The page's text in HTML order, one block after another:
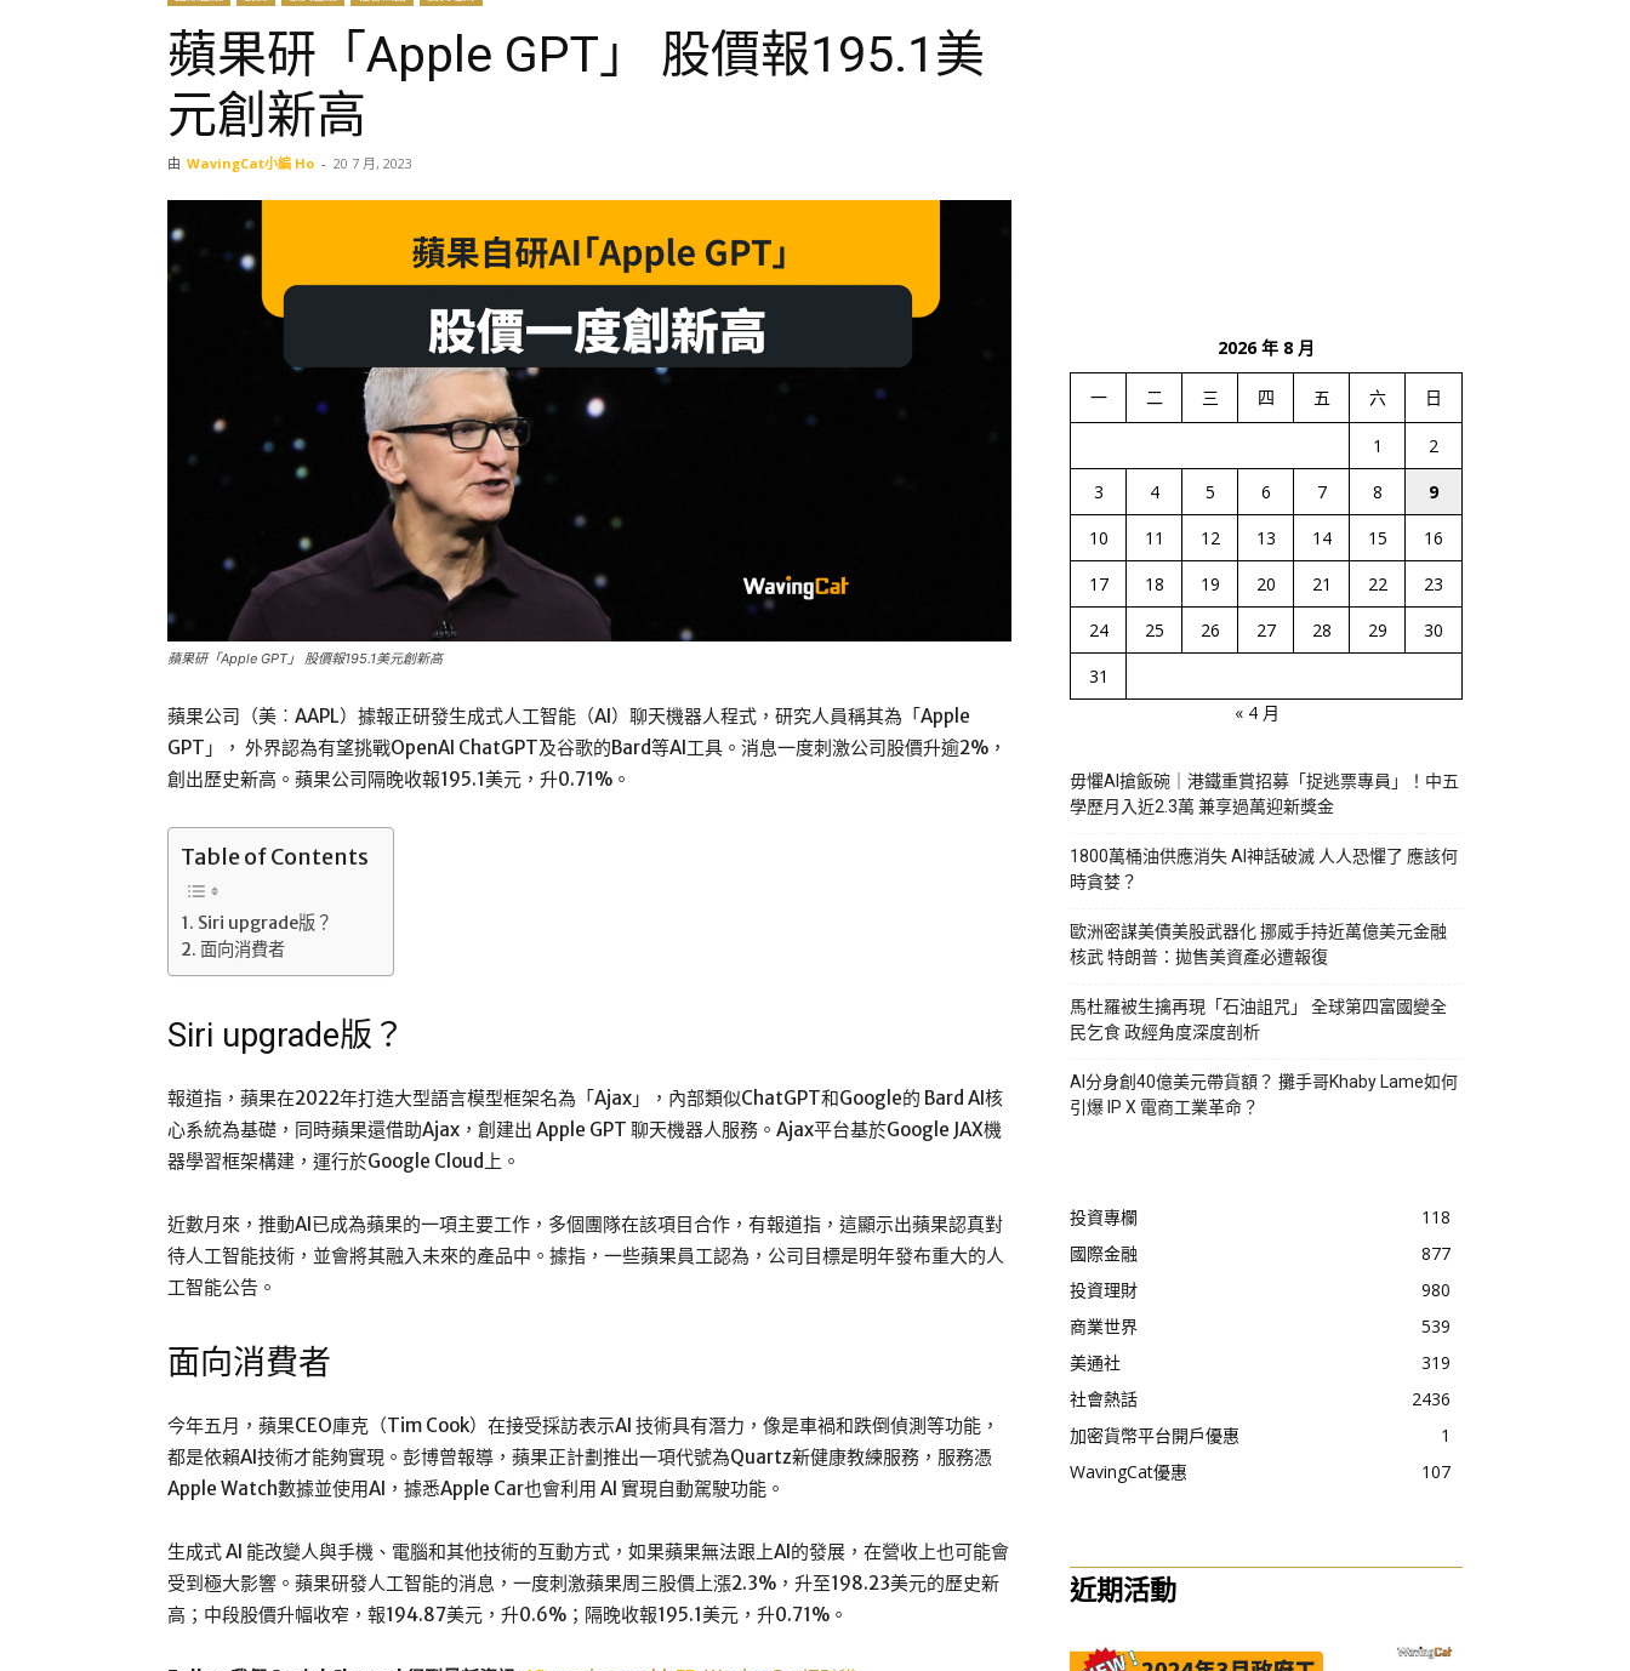
蘋果研「Apple GPT」 股價報195.1美
元創新高
由 WavingCat小編 Ho - 20 7 月, 2023
蘋果研「Apple GPT」 股價報195.1美元創新高
蘋果公司（美︰AAPL）據報正研發生成式人工智能（AI）聊天機器人程式，研究人員稱其為「Apple
GPT」， 外界認為有望挑戰OpenAI ChatGPT及谷歌的Bard等AI工具。消息一度刺激公司股價升逾2%，
創出歷史新高。蘋果公司隔晚收報195.1美元，升0.71%。
Table of Contents
Siri upgrade版？
面向消費者
Siri upgrade版？
報道指，蘋果在2022年打造大型語言模型框架名為「Ajax」，內部類似ChatGPT和Google的 Bard AI核
心系統為基礎，同時蘋果還借助Ajax，創建出 Apple GPT 聊天機器人服務。Ajax平台基於Google JAX機
器學習框架構建，運行於Google Cloud上。
近數月來，推動AI已成為蘋果的一項主要工作，多個團隊在該項目合作，有報道指，這顯示出蘋果認真對
待人工智能技術，並會將其融入未來的產品中。據指，一些蘋果員工認為，公司目標是明年發布重大的人
工智能公告。
面向消費者
今年五月，蘋果CEO庫克（Tim Cook）在接受採訪表示AI 技術具有潛力，像是車禍和跌倒偵測等功能，
都是依賴AI技術才能夠實現。彭博曾報導，蘋果正計劃推出一項代號為Quartz新健康教練服務，服務憑
Apple Watch數據並使用AI，據悉Apple Car也會利用 AI 實現自動駕駛功能。
生成式 AI 能改變人與手機、電腦和其他技術的互動方式，如果蘋果無法跟上AI的發展，在營收上也可能會
受到極大影響。蘋果研發人工智能的消息，一度刺激蘋果周三股價上漲2.3%，升至198.23美元的歷史新
高；中段股價升幅收窄，報194.87美元，升0.6%；隔晚收報195.1美元，升0.71%。
2026 年 8 月
一 二 三 四 五 六 日
1
2
3
4 5 6 7 8
9
10
11 12 13 14 15
16
17
18 19 20 21 22
23
24
25 26 27 28 29
30
31
« 4 月
毋懼AI搶飯碗｜港鐵重賞招募「捉逃票專員」！中五
學歷月入近2.3萬 兼享過萬迎新獎金
1800萬桶油供應消失 AI神話破滅 人人恐懼了 應該何
時貪婪？
歐洲密謀美債美股武器化 挪威手持近萬億美元金融
核武 特朗普：拋售美資產必遭報復
馬杜羅被生擒再現「石油詛咒」 全球第四富國變全
民乞食 政經角度深度剖析
AI分身創40億美元帶貨額？ 攤手哥Khaby Lame如何
引爆 IP X 電商工業革命？
投資專欄
118
國際金融
877
投資理財
980
商業世界
539
美通社
319
社會熱話
2436
加密貨幣平台開戶優惠
1
WavingCat優惠
107
近期活動